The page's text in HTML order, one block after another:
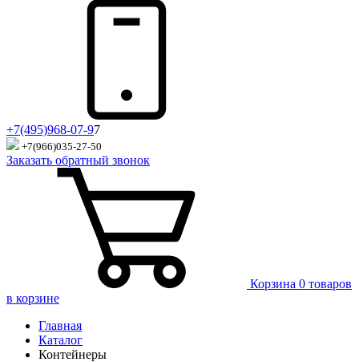
+7(495)968-07-97
+7(966)035-27-50
Заказать обратный звонок
Корзина 0 товаров
в корзине
Главная
Каталог
Контейнеры